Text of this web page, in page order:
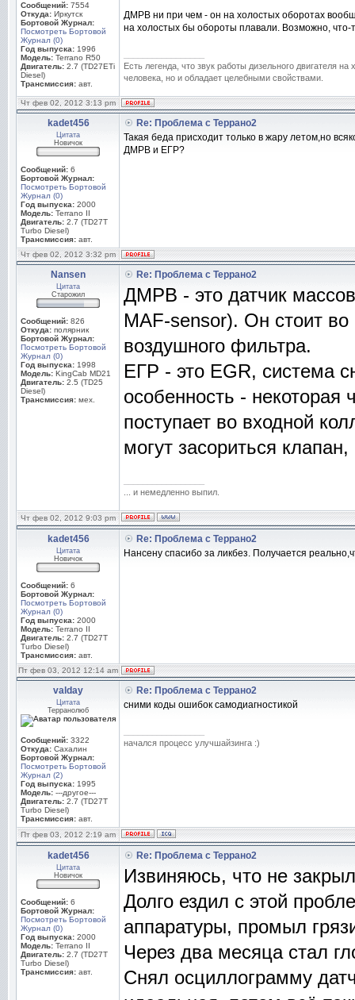
Сообщений: 7554
Откуда: Иркутск
Бортовой Журнал:
Посмотреть Бортовой
Журнал (0)
Год выпуска: 1996
Модель: Terrano R50
Двигатель: 2.7 (TD27ETi
Diesel)
Трансмиссия: авт.
ДМРВ ни при чем - он на холостых оборотах
на холостых бы обороты плавали. Возможно, что-
Есть легенда, что звук работы дизельного двигателя
человека, но и обладает целебными свойствами.
Чт фев 02, 2012 3:13 pm
kadet456
Цитата
Новичок
Сообщений: 6
Бортовой Журнал:
Посмотреть Бортовой
Журнал (0)
Год выпуска: 2000
Модель: Terrano II
Двигатель: 2.7 (TD27T
Turbo Diesel)
Трансмиссия: авт.
Re: Проблема с Террано2
Такая беда присходит только в жару летом,но
ДМРВ и ЕГР?
Чт фев 02, 2012 3:32 pm
Nansen
Цитата
Старожил
Сообщений: 826
Откуда: полярник
Бортовой Журнал:
Посмотреть Бортовой
Журнал (0)
Год выпуска: 1998
Модель: KingCab MD21
Двигатель: 2.5 (TD25
Diesel)
Трансмиссия: мех.
Re: Проблема с Террано2
ДМРВ - это датчик
MAF-sensor). Он стоит
воздушного фильтра.
ЕГР - это EGR, система
особенность - некоторая
поступает во входной
могут засориться
... и немедленно выпил.
Чт фев 02, 2012 9:03 pm
kadet456
Цитата
Новичок
Сообщений: 6
Бортовой Журнал:
Посмотреть Бортовой
Журнал (0)
Год выпуска: 2000
Модель: Terrano II
Двигатель: 2.7 (TD27T
Turbo Diesel)
Трансмиссия: авт.
Re: Проблема с Террано2
Нансену спасибо за ликбез. Получается
Пт фев 03, 2012 12:14 am
valday
Цитата
Терранолюб
Сообщений: 3322
Откуда: Сахалин
Бортовой Журнал:
Посмотреть Бортовой
Журнал (2)
Год выпуска: 1995
Модель: ---другое---
Двигатель: 2.7 (TD27T
Turbo Diesel)
Трансмиссия: авт.
Re: Проблема с Террано2
сними коды ошибок самодиагностикой
начался процесс улучшайзинга :)
Пт фев 03, 2012 2:19 am
kadet456
Цитата
Новичок
Сообщений: 6
Бортовой Журнал:
Посмотреть Бортовой
Журнал (0)
Год выпуска: 2000
Модель: Terrano II
Двигатель: 2.7 (TD27T
Turbo Diesel)
Трансмиссия: авт.
Re: Проблема с Террано2
Извиняюсь, что не
Долго ездил с этой
аппаратуры, промыл
Через два месяца стал
Снял осциллограмму